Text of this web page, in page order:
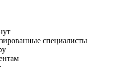
специалисты